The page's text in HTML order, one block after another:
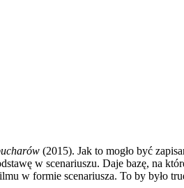
(2015). Jak to mogło być
w scenariuszu. Daje bazę, na
w formie scenariusza. To by było